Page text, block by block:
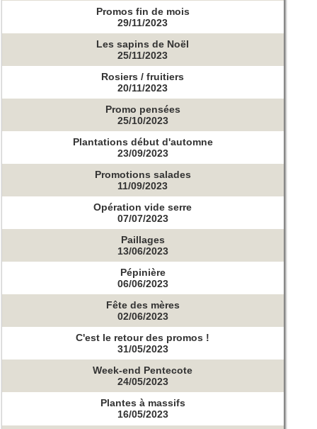
Promos fin de mois
29/11/2023
Les sapins de Noël
25/11/2023
Rosiers / fruitiers
20/11/2023
Promo pensées
25/10/2023
Plantations début d'automne
23/09/2023
Promotions salades
11/09/2023
Opération vide serre
07/07/2023
Paillages
13/06/2023
Pépinière
06/06/2023
Fête des mères
02/06/2023
C'est le retour des promos !
31/05/2023
Week-end Pentecote
24/05/2023
Plantes à massifs
16/05/2023